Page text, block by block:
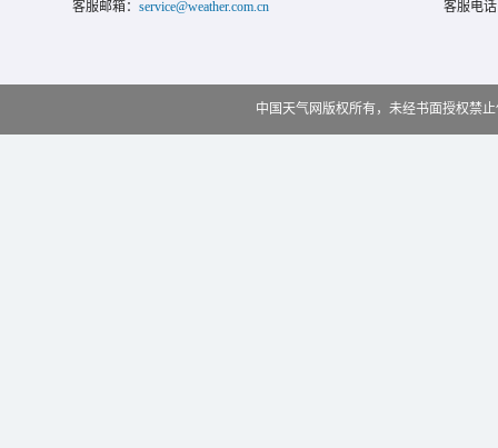
客服邮箱： service@weather.com.cn 客服电
中国天气网版权所有，未经书面授权